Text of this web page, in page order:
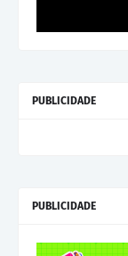
PUBLICIDADE
PUBLICIDADE